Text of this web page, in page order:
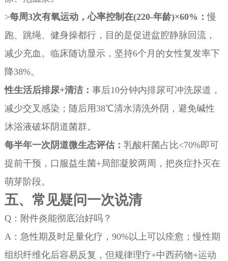
>每周3次有氧运动，心率控制在(220-年龄)×60%：慢
跑、跳绳、健身操都行，目的是促进盆腔静脉回流，
减少充血。临床随访显示，坚持6个月的女性复发率下
降38%。
性生活后排尿+清洁： 事后10分钟内排尿可冲洗尿道，
减少交叉感染；随后用38℃清水清洗外阴，避免碱性
沐浴液破坏阴道菌群。
每半年一次阴道微生态评估： 乳酸杆菌占比<70%即可
提前干预，口服益生菌+局部凝胶两周，把炎症扑灭在
萌芽阶段。
五、常见疑问一次说清
Q：附件炎能彻底治好吗？
A：急性期及时足量化疗，90%以上可以痊愈；慢性期
组织纤维化后容易反复，但规律理疗+中西药物+运动